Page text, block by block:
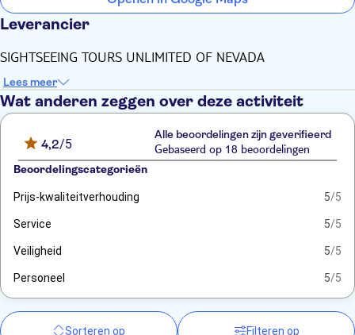
Leverancier
SIGHTSEEING TOURS UNLIMITED OF NEVADA
Lees meer
Wat anderen zeggen over deze activiteit
4,2/5
Alle beoordelingen zijn geverifieerd
Gebaseerd op 18 beoordelingen
Beoordelingscategorieën
Prijs-kwaliteitverhouding 5/5
Service 5/5
Veiligheid 5/5
Personeel 5/5
Sorteren op Filteren op